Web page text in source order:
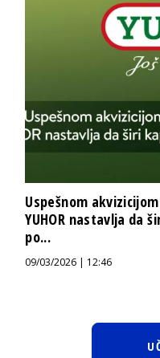
Uspešnom
YUHOR nastavlja da
po...
09/03/2026 | 12:46